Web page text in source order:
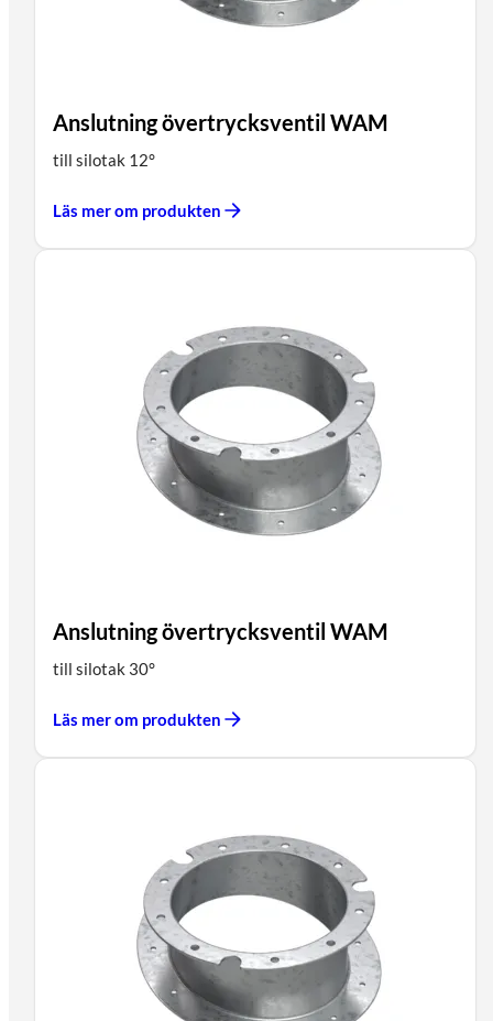
Anslutning övertrycksventil WAM
till silotak 12°
Läs mer om produkten
Anslutning övertrycksventil WAM
till silotak 30°
Läs mer om produkten